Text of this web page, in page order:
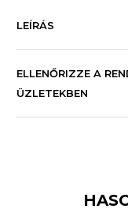
LEÍRÁS
ELLENŐRIZZE A
ÜZLETEKBEN